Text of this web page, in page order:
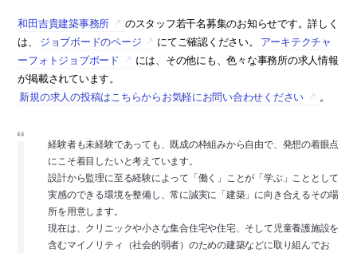
和田吉貴建築事務所
のスタッフ若干名募集のお知らせです。詳しく
は、
ジョブボードのページ にてご確認ください。
アーキテクチャ
ーフォトジョブボード
には、その他にも、色々な事務所の求人情報
が掲載されています。
新規の求人の投稿はこちらからお気軽にお問い合わせください
。
経験者も未経験であっても、既成の枠組みから自由で、発想の着眼点
にこそ着目したいと考えています。
設計から監理に至る経験によって「働く」ことが「学ぶ」こととして
実感のできる環境を整備し、常に誠実に「建築」に向き合えるその場
所を用意します。
現在は、クリニックや小さな集合住宅や住宅、そして児童養護施設を
含むマイノリティ（社会的弱者）のための建築などに取り組んでお